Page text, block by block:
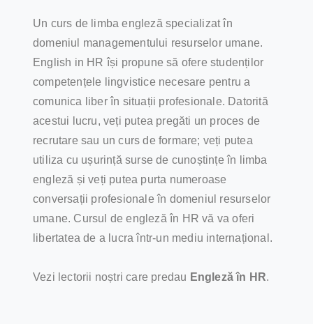
Un curs de limba engleză specializat în
domeniul managementului resurselor umane.
English in HR își propune să ofere studenților
competențele lingvistice necesare pentru a
comunica liber în situații profesionale. Datorită
acestui lucru, veți putea pregăti un proces de
recrutare sau un curs de formare; veți putea
utiliza cu ușurință surse de cunoștințe în limba
engleză și veți putea purta numeroase
conversații profesionale în domeniul resurselor
umane. Cursul de engleză în HR vă va oferi
libertatea de a lucra într-un mediu internațional.
Vezi lectorii noștri care predau Engleză în HR.